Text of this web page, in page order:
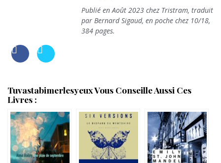
Publié en Août 2023 chez Tristram, traduit
par Bernard Sigaud, en poche chez 10/18,
384 pages.
Tuvastabimerlesyeux Vous Conseille Aussi Ces
Livres :